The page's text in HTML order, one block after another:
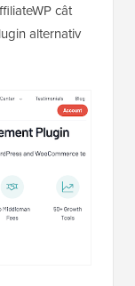
cât
alternativ